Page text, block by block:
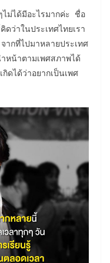
ได้มีอะไรมากค่ะ ชื่อ
ดว่าในประเทศไทยเรา
ากที่ไปมาหลายประเทศ
หน้าตามเพศสภาพได้
ดได้ว่าอยากเป็นเพศ